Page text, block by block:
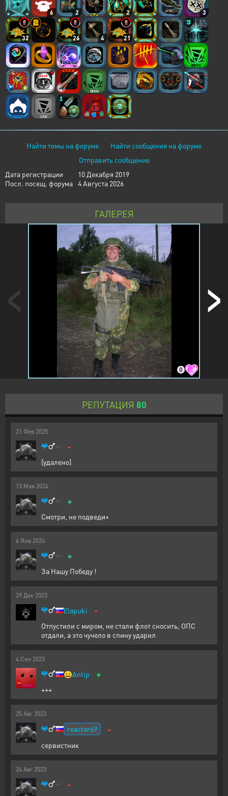
6 2 2 3
32 26 4 21
Найти темы на форуме
Найти сообщения на форуме
Отправить сообщение
Дата регистрации
10 Декабря 2019
Посл. посещ. форума 4 Августа 2026
ГАЛЕРЕЯ
0
РЕПУТАЦИЯ 80
21 Фев 2025
-
[удалено]
13 Мая 2024
+
Смотри, не подведи+
6 Янв 2024
+
За Нашу Победу !
29 Дек 2023
Elapuki -
Отпустили с миром, не стали флот сносить, ОПС
отдали, а это чучело в спину ударил
4 Сен 2023
😀Antip +
+++
25 Авг 2023
reactor69 -
сервистник
24 Авг 2023
-